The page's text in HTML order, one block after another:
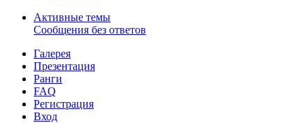
Активные темы
Сообщения без ответов
Галерея
Презентация
Ранги
FAQ
Регистрация
Вход